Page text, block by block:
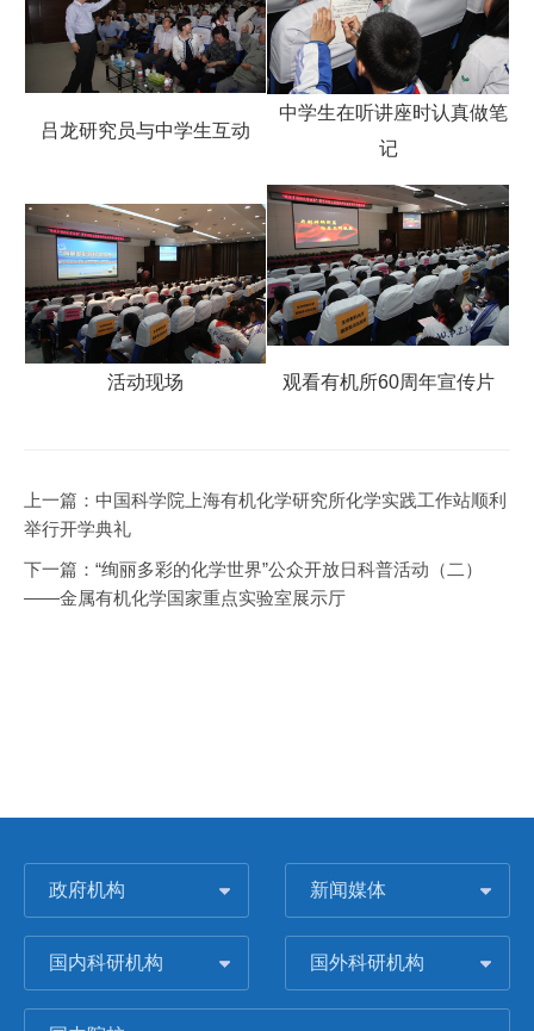
吕龙研究员与中学生互动
中学生在听讲座时认真做笔
记
活动现场 观看有机所60周年宣传片
上一篇： 中国科学院上海有机化学研究所化学实践工作站顺利
举行开学典礼
下一篇： “绚丽多彩的化学世界”公众开放日科普活动（二）
——金属有机化学国家重点实验室展示厅
政府机构 新闻媒体
国内科研机构 国外科研机构